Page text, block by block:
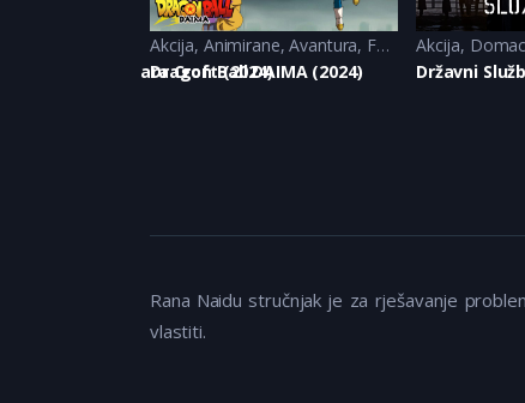
Legend of Lara Croft (2024)
Akcija, Animirane,Avantura, Fantazija ,Komedija
Dragon Ball DAIMA (2024)
Akcija,
Državni
Rana Naidu stručnjak je za rješavanje
vlastiti.